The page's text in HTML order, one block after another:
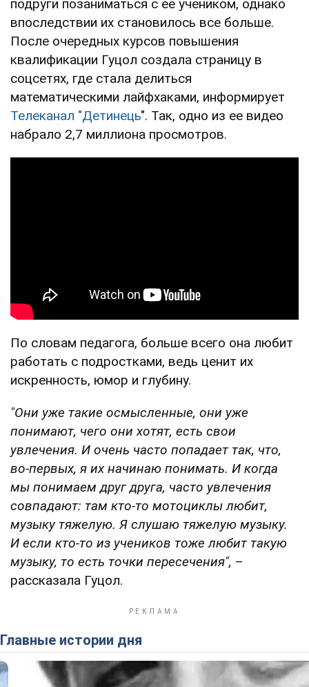
подруги позаниматься с ее учеником, однако
впоследствии их становилось все больше.
После очередных курсов повышения
квалификации Гуцол создала страницу в
соцсетях, где стала делиться
математическими лайфхаками, информирует
Телеканал "Детинець". Так, одно из ее видео
набрало 2,7 миллиона просмотров.
По словам педагога, больше всего она любит
работать с подростками, ведь ценит их
искренность, юмор и глубину.
"Они уже такие осмысленные, они уже
понимают, чего они хотят, есть свои
увлечения. И очень часто попадает так, что,
во-первых, я их начинаю понимать. И когда
мы понимаем друг друга, часто увлечения
совпадают: там кто-то мотоциклы любит,
музыку тяжелую. Я слушаю тяжелую музыку.
И если кто-то из учеников тоже любит такую
музыку, то есть точки пересечения", –
рассказала Гуцол.
Главные истории дня